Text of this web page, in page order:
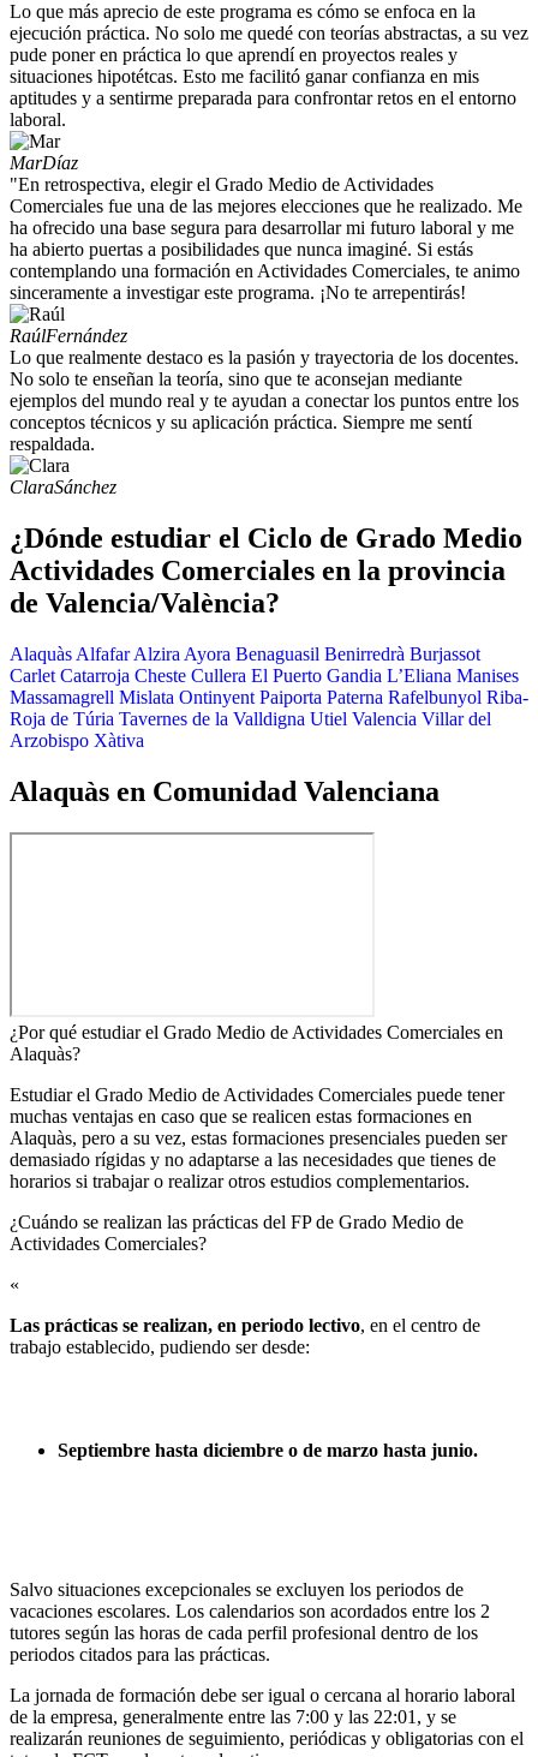
Lo que más aprecio de este programa es cómo se enfoca en la
ejecución práctica. No solo me quedé con teorías abstractas, a su vez
pude poner en práctica lo que aprendí en proyectos reales y
situaciones hipotétcas. Esto me facilitó ganar confianza en mis
aptitudes y a sentirme preparada para confrontar retos en el entorno
laboral.
MarDíaz
"En retrospectiva, elegir el Grado Medio de Actividades
Comerciales fue una de las mejores elecciones que he realizado. Me
ha ofrecido una base segura para desarrollar mi futuro laboral y me
ha abierto puertas a posibilidades que nunca imaginé. Si estás
contemplando una formación en Actividades Comerciales, te animo
sinceramente a investigar este programa. ¡No te arrepentirás!
RaúlFernández
Lo que realmente destaco es la pasión y trayectoria de los docentes.
No solo te enseñan la teoría, sino que te aconsejan mediante
ejemplos del mundo real y te ayudan a conectar los puntos entre los
conceptos técnicos y su aplicación práctica. Siempre me sentí
respaldada.
ClaraSánchez
¿Dónde estudiar el Ciclo de Grado Medio
Actividades Comerciales en la provincia
de Valencia/València?
Alaquàs Alfafar Alzira Ayora Benaguasil Benirredrà Burjassot
Carlet Catarroja Cheste Cullera El Puerto Gandia L’Eliana Manises
Massamagrell Mislata Ontinyent Paiporta Paterna Rafelbunyol Riba-
Roja de Túria Tavernes de la Valldigna Utiel Valencia Villar del
Arzobispo Xàtiva
Alaquàs en Comunidad Valenciana
¿Por qué estudiar el Grado Medio de Actividades Comerciales en
Alaquàs?
Estudiar el Grado Medio de Actividades Comerciales puede tener
muchas ventajas en caso que se realicen estas formaciones en
Alaquàs, pero a su vez, estas formaciones presenciales pueden ser
demasiado rígidas y no adaptarse a las necesidades que tienes de
horarios si trabajar o realizar otros estudios complementarios.
¿Cuándo se realizan las prácticas del FP de Grado Medio de
Actividades Comerciales?​
«
Las prácticas se realizan, en periodo lectivo, en el centro de
trabajo establecido, pudiendo ser desde:
Septiembre hasta diciembre o de marzo hasta junio.
Salvo situaciones excepcionales se excluyen los periodos de
vacaciones escolares. Los calendarios son acordados entre los 2
tutores según las horas de cada perfil profesional dentro de los
periodos citados para las prácticas.
La jornada de formación debe ser igual o cercana al horario laboral
de la empresa, generalmente entre las 7:00 y las 22:01, y se
realizarán reuniones de seguimiento, periódicas y obligatorias con el